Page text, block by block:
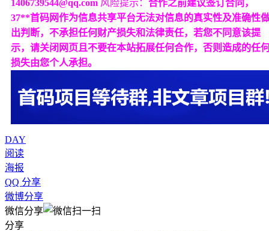
1406739544@qq.com 风险提示： 合作之前建议签订合同，
37**首码网作为信息共享平台无法对信息的真实性及准确性
出判断，不承担任何财产损失和法律责任，若您不同意该提
示，请关闭网页且不要在本站拓展任何合作，否则造成的任
损失由您个人承担。
DAY
阅读
海报
QQ 分享
微博分享
微信分享
分享